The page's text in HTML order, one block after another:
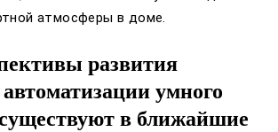
атмосферы в доме.
развития
умного
в ближайшие